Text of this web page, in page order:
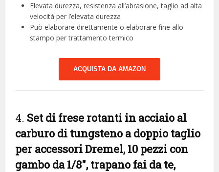
Elevata durezza, resistenza all’abrasione, taglio ad alta
velocità per l’elevata durezza
Può elaborare direttamente o elaborare fine allo
stampo per trattamento termico
ACQUISTA DA AMAZON
4. Set di frese rotanti in acciaio al
carburo di tungsteno a doppio taglio
per accessori Dremel, 10 pezzi con
gambo da 1/8″, trapano fai da te,